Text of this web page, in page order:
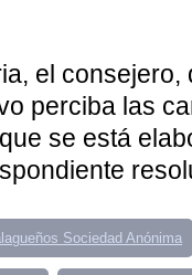
el consejero,
perciba las
se está
Sociedad Anónima